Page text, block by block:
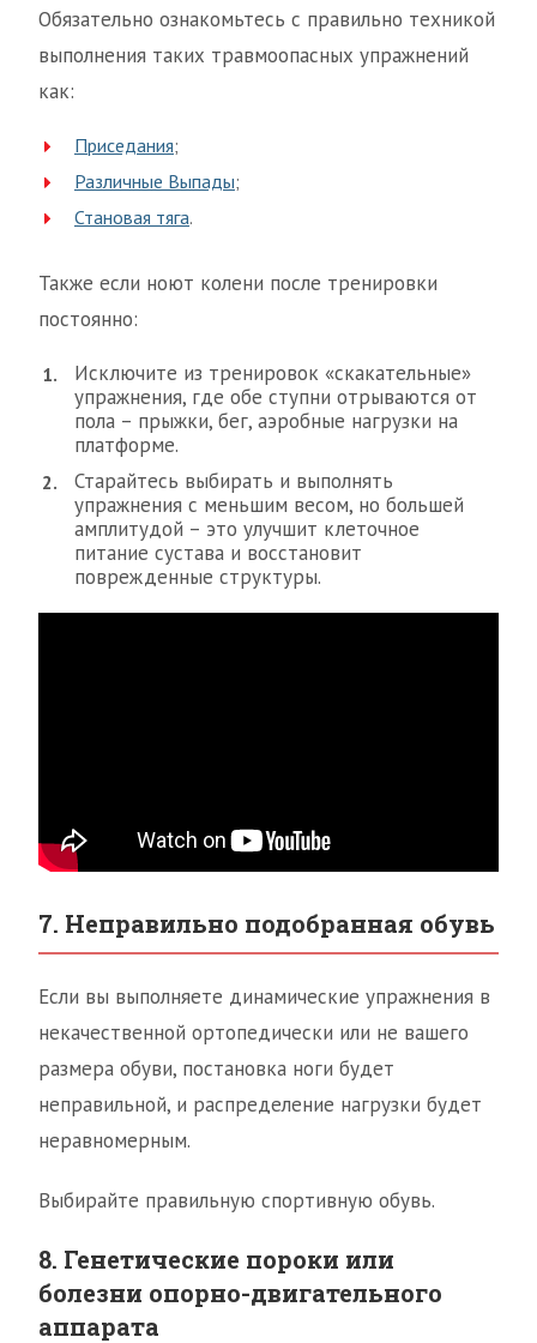
Обязательно ознакомьтесь с правильно техникой
выполнения таких травмоопасных упражнений
как:
Приседания;
Различные Выпады;
Становая тяга.
Также если ноют колени после тренировки
постоянно:
Исключите из тренировок «скакательные»
упражнения, где обе ступни отрываются от
пола – прыжки, бег, аэробные нагрузки на
платформе.
Старайтесь выбирать и выполнять
упражнения с меньшим весом, но большей
амплитудой – это улучшит клеточное
питание сустава и восстановит
поврежденные структуры.
7. Неправильно подобранная обувь
Если вы выполняете динамические упражнения в
некачественной ортопедически или не вашего
размера обуви, постановка ноги будет
неправильной, и распределение нагрузки будет
неравномерным.
Выбирайте правильную спортивную обувь.
8. Генетические пороки или
болезни опорно-двигательного
аппарата